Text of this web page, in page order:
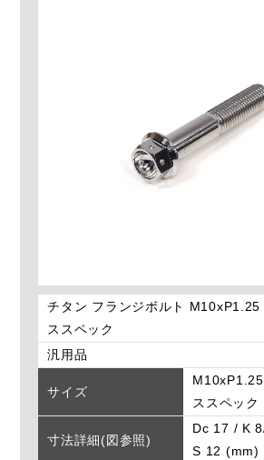
チタン フランジボルト
ススペック
汎用品
サイズ
ススペック
寸法詳細(図参照)
Dc 17 / K
S 12 (mm)